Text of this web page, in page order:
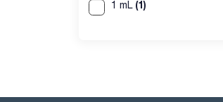
1 mL (1)